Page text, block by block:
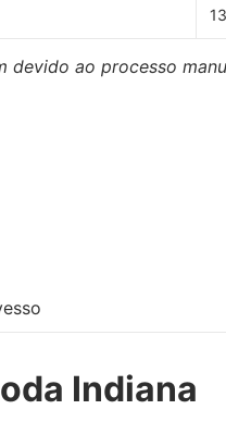
devido ao processo
Indiana